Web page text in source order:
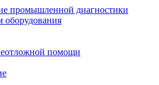
промышленной диагностики
оборудования
помощи